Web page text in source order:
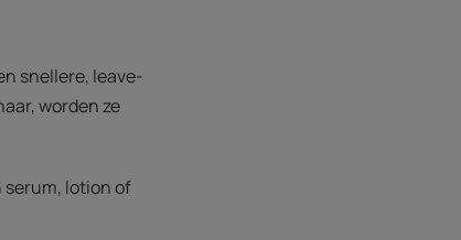
snellere, leave-
worden ze
serum, lotion of